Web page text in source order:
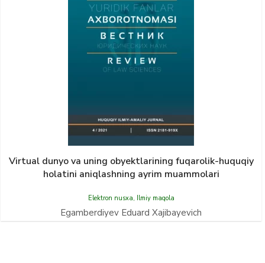
Virtual dunyo va uning obyektlarining fuqarolik-huquqiy
holatini aniqlashning ayrim muammolari
Elektron nusxa, Ilmiy maqola
Egamberdiyev Eduard Xajibayevich